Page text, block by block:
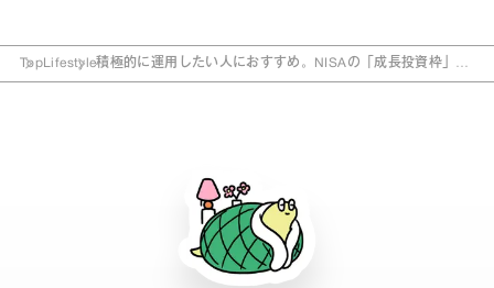
TopLifestyle積極的に運用したい人におすすめ。NISAの「成長投資枠」っ